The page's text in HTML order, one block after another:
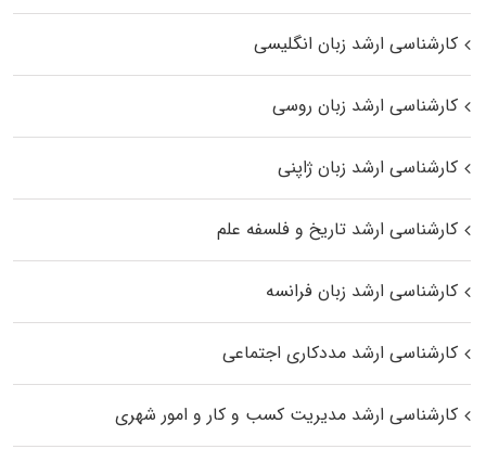
کارشناسی ارشد زبان انگلیسی
کارشناسی ارشد زبان روسی
کارشناسی ارشد زبان ژاپنی
کارشناسی ارشد تاریخ و فلسفه علم
کارشناسی ارشد زبان فرانسه
کارشناسی ارشد مددکاری اجتماعی
کارشناسی ارشد مدیریت کسب و کار و امور شهری